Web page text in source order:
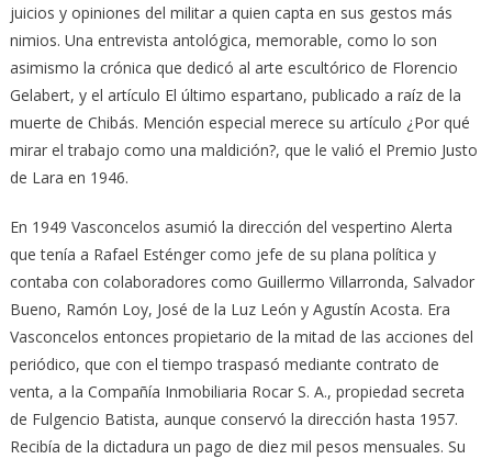
juicios y opiniones del militar a quien capta en sus gestos más
nimios. Una entrevista antológica, memorable, como lo son
asimismo la crónica que dedicó al arte escultórico de Florencio
Gelabert, y el artículo El último espartano, publicado a raíz de la
muerte de Chibás. Mención especial merece su artículo ¿Por qué
mirar el trabajo como una maldición?, que le valió el Premio Justo
de Lara en 1946.
En 1949 Vasconcelos asumió la dirección del vespertino Alerta
que tenía a Rafael Esténger como jefe de su plana política y
contaba con colaboradores como Guillermo Villarronda, Salvador
Bueno, Ramón Loy, José de la Luz León y Agustín Acosta. Era
Vasconcelos entonces propietario de la mitad de las acciones del
periódico, que con el tiempo traspasó mediante contrato de
venta, a la Compañía Inmobiliaria Rocar S. A., propiedad secreta
de Fulgencio Batista, aunque conservó la dirección hasta 1957.
Recibía de la dictadura un pago de diez mil pesos mensuales. Su